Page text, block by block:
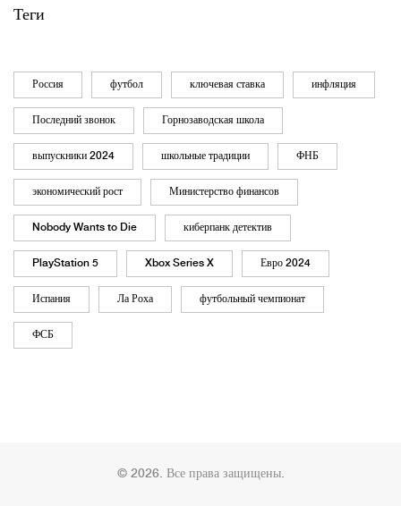
Теги
Россия футбол ключевая ставка инфляция
Последний звонок Горнозаводская школа
выпускники 2024 школьные традиции ФНБ
экономический рост Министерство финансов
Nobody Wants to Die киберпанк детектив
PlayStation 5 Xbox Series X Евро 2024
Испания Ла Роха футбольный чемпионат
ФСБ
© 2026. Все права защищены.